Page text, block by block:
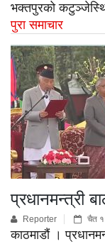
भक्तपुरको
पुरा समाचार
प्रधानमन्त्री
Reporter चैत
काठमाडौं ।